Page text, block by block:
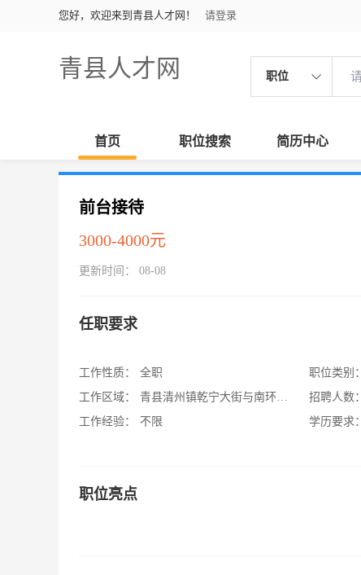
您好，欢迎来到青县人才网！ 请登录
青县人才网 职位
首页 职位搜索 简历中心
前台接待
3000-4000元
更新时间： 08-08
任职要求
工作性质：
全职
工作区域：
青县清州镇乾宁大街与南环中路交口
工作经验：
不限
职位类别：
招聘人数：
学历要求：
职位亮点